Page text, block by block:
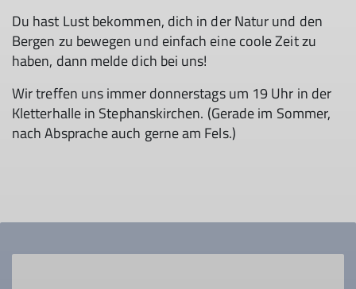
Du hast Lust bekommen, dich in der Natur und den
Bergen zu bewegen und einfach eine coole Zeit zu
haben, dann melde dich bei uns!
Wir treffen uns immer donnerstags um 19 Uhr in der
Kletterhalle in Stephanskirchen. (Gerade im Sommer,
nach Absprache auch gerne am Fels.)